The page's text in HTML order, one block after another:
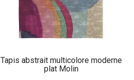
Tapis abstrait multicolore moderne
plat Molin